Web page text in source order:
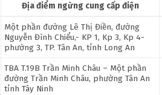
Địa điểm ngừng cung cấp điện
Một phần đường Lê Thị Điền, đường
Nguyễn Đình Chiểu,- KP 1, Kp 3, Kp 4-
phường 3, TP. Tân An, tỉnh Long An
TBA T.19B Trần Minh Châu – Một phần
đường Trần Minh Châu, phường Tân An
tỉnh Tây Ninh